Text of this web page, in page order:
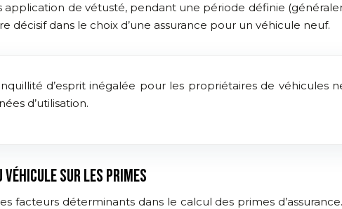
application de vétusté, pendant une période définie
décisif dans le choix d’une assurance pour un véhicule neuf.
d’esprit inégalée pour les propriétaires de véhicules
d’utilisation.
VÉHICULE SUR LES PRIMES
facteurs déterminants dans le calcul des primes